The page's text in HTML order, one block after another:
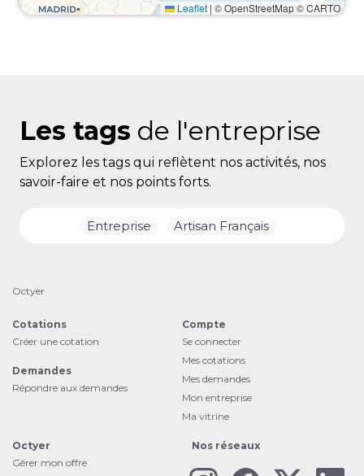
Leaflet | © OpenStreetMap © CARTO
Les tags de l'entreprise
Explorez les tags qui reflètent nos activités, nos
savoir-faire et nos points forts.
Entreprise Artisan Français
Octyer
Cotations
Créer une cotation
Demandes
Répondre aux demandes
Compte
Se connecter
Mes cotations
Mes demandes
Mon entreprise
Ma vitrine
Octyer
Gérer mon offre
Nos réseaux